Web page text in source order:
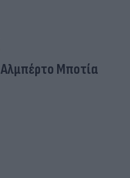
Αλμπέρτο Μποτία